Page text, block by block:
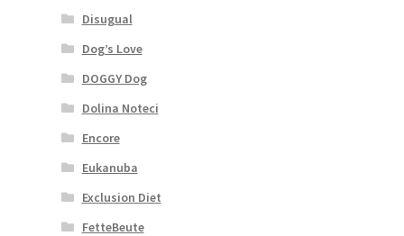
Disugual
Dog’s Love
DOGGY Dog
Dolina Noteci
Encore
Eukanuba
Exclusion Diet
FetteBeute